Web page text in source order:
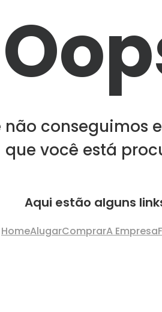
não conseguimos
que você está
Aqui estão alguns
HomeAlugarComprarA Empresa